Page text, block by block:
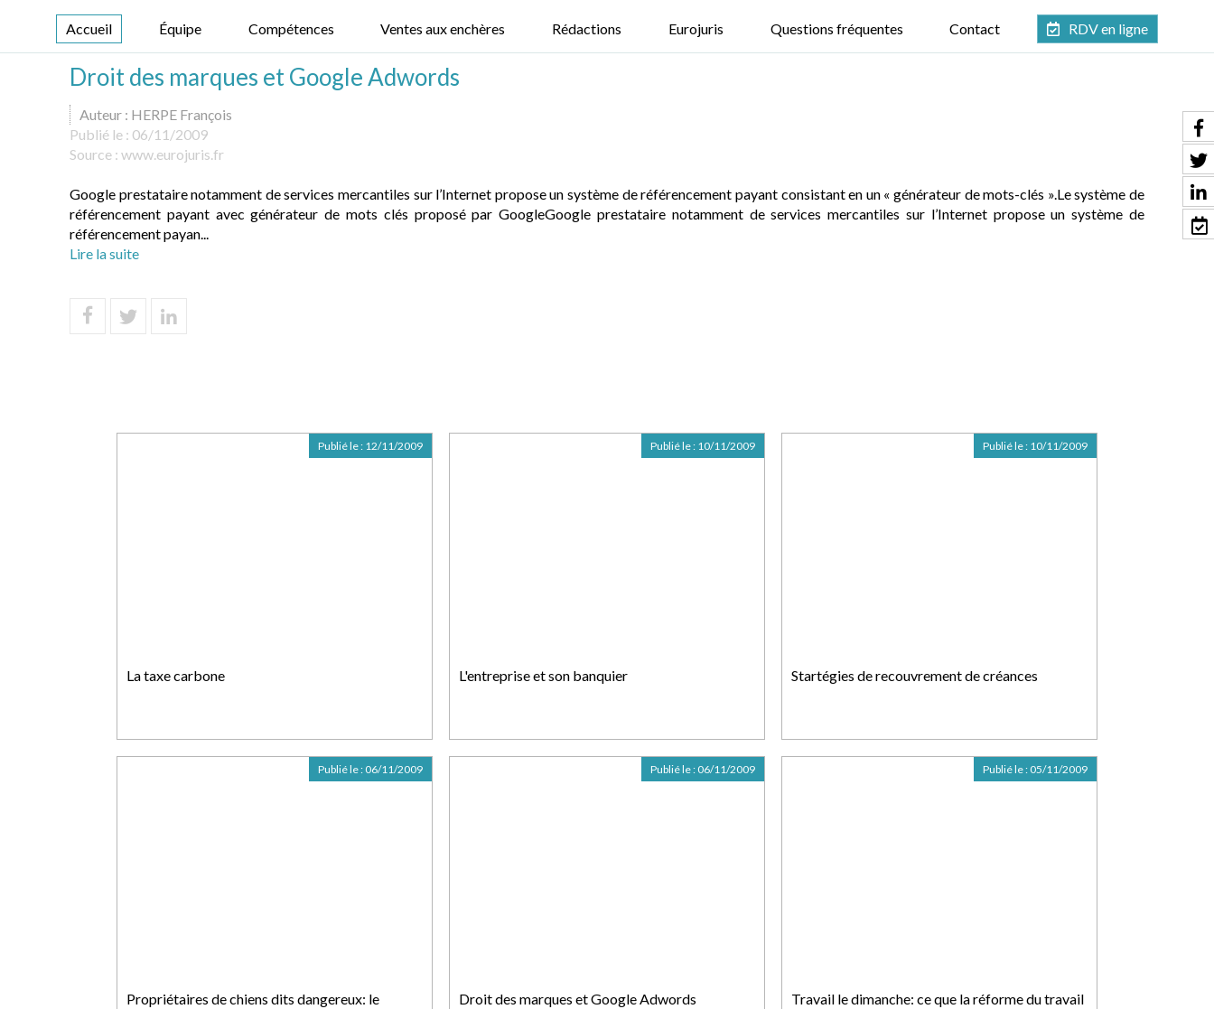
Accueil Équipe Compétences Ventes aux enchères Rédactions Eurojuris Questions fréquentes Contact RDV en ligne
Droit des marques et Google Adwords
Auteur : HERPE François
Publié le : 06/11/2009
Source : www.eurojuris.fr
Google prestataire notamment de services mercantiles sur l’Internet propose un système de référencement payant consistant en un « générateur de mots-clés ».Le système de
référencement payant avec générateur de mots clés proposé par GoogleGoogle prestataire notamment de services mercantiles sur l’Internet propose un système de
référencement payan...
Lire la suite
La taxe carbone
Publié le : 12/11/2009
L'entreprise et son banquier
Publié le : 10/11/2009
Startégies de recouvrement de créances
Publié le : 10/11/2009
Propriétaires de chiens dits dangereux: le
Publié le : 06/11/2009
Droit des marques et Google Adwords
Publié le : 06/11/2009
Travail le dimanche: ce que la réforme du travail
Publié le : 05/11/2009